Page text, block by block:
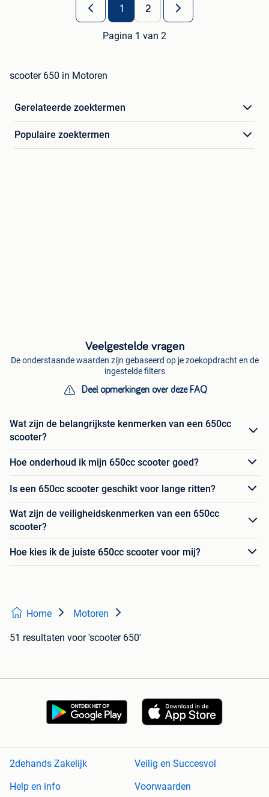
1 2
Pagina 1 van 2
scooter 650 in Motoren
Gerelateerde zoektermen
Populaire zoektermen
Veelgestelde vragen
De onderstaande waarden zijn gebaseerd op je zoekopdracht en de
ingestelde filters
Deel opmerkingen over deze FAQ
Wat zijn de belangrijkste kenmerken van een 650cc
scooter?
Hoe onderhoud ik mijn 650cc scooter goed?
Is een 650cc scooter geschikt voor lange ritten?
Wat zijn de veiligheidskenmerken van een 650cc
scooter?
Hoe kies ik de juiste 650cc scooter voor mij?
Home Motoren
51 resultaten voor 'scooter 650'
2dehands Zakelijk
Veilig en Succesvol
Help en info
Voorwaarden